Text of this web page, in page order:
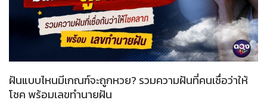
ฝันแบบไหนมีเกณฑ์จะถูกหวย? รวมความฝันที่คนเชื่อว่าให้
โชค พร้อมเลขทำนายฝัน